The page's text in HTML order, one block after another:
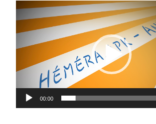
Lecteur
vidéo
00:00